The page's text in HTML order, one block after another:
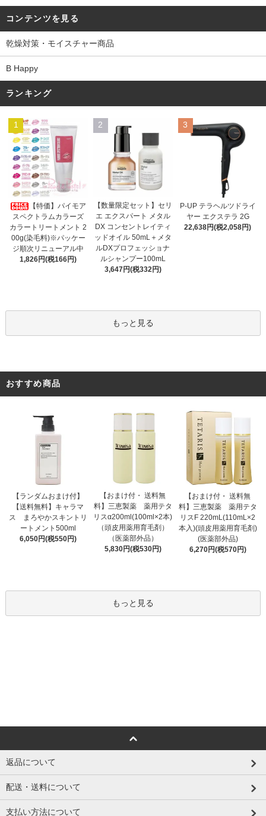
コンテンツを見る
乾燥対策・モイスチャー商品
B Happy
ランキング
1
【特価】パイモア
スペクトラムカラーズ
カラートリートメント 2
00g(染毛料)※パッケー
ジ順次リニューアル中
1,826円(税166円)
2
【数量限定セット】セリ
エ エクスパート メタル
DX コンセントレイティ
ッドオイル 50mL＋メタ
ルDXプロフェッショナ
ルシャンプー100mL
3,647円(税332円)
3
P-UP テラヘルツドライ
ヤー エクステラ 2G
22,638円(税2,058円)
もっと見る
おすすめ商品
【ランダムおまけ付】
【送料無料】キャラマ
ス まろやかスキントリ
ートメント500ml
6,050円(税550円)
【おまけ付・ 送料無
料】三恵製薬 薬用テタ
リスα200ml(100ml×2本)
（頭皮用薬用育毛剤）
（医薬部外品）
5,830円(税530円)
【おまけ付・ 送料無
料】三恵製薬 薬用テタ
リスF 220mL(110mL×2
本入)(頭皮用薬用育毛剤)
(医薬部外品)
6,270円(税570円)
もっと見る
返品について
配送・送料について
支払い方法について